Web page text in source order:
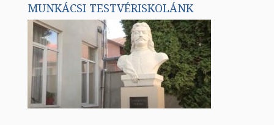
MUNKÁCSI TESTVÉRISKOLÁNK